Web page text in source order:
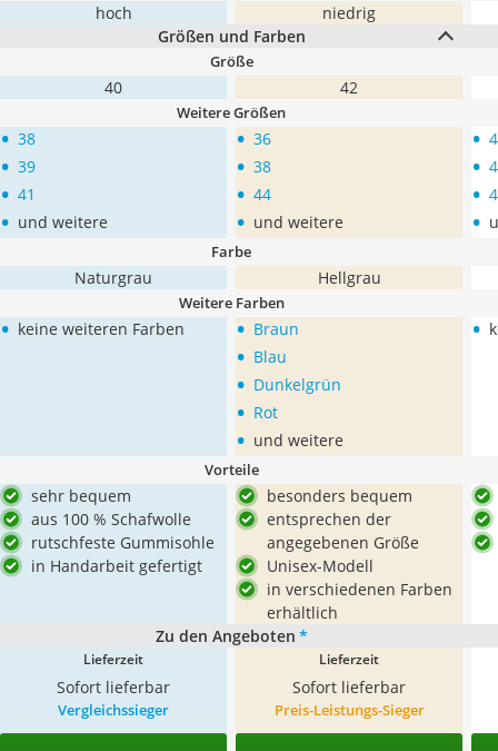
hoch
niedrig
Größen und Farben
Größe
40 42
Weitere Größen
• 38
• 39
• 41
• und weitere
• 36
• 38
• 44
• und weitere
•
•
•
•
Farbe
Naturgrau Hellgrau
Weitere Farben
• keine weiteren Farben • Braun
• Blau
• Dunkelgrün
• Rot
• und weitere
•
Vorteile
sehr bequem
aus 100 % Schafwolle
rutschfeste Gummisohle
in Handarbeit gefertigt
besonders bequem
entsprechen der
angegebenen Größe
Unisex-Modell
in verschiedenen Farben
erhältlich
Zu den Angeboten *
Lieferzeit
Sofort lieferbar
Lieferzeit
Sofort lieferbar
Vergleichssieger Preis-Leistungs-Sieger